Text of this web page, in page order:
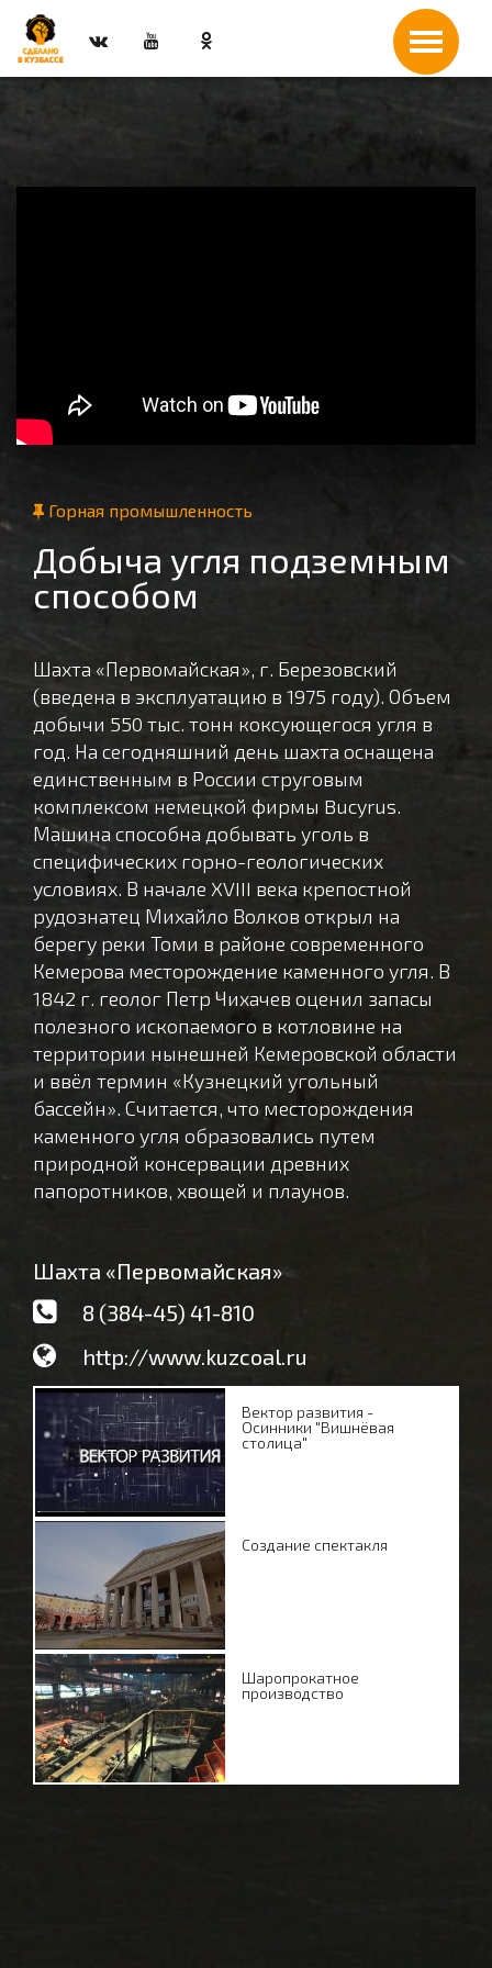
Горная промышленность
Добыча угля подземным
способом
Шахта «Первомайская», г. Березовский
(введена в эксплуатацию в 1975 году). Объем
добычи 550 тыс. тонн коксующегося угля в
год. На сегодняшний день шахта оснащена
единственным в России струговым
комплексом немецкой фирмы Bucyrus.
Машина способна добывать уголь в
специфических горно-геологических
условиях. В начале XVIII века крепостной
рудознатец Михайло Волков открыл на
берегу реки Томи в районе современного
Кемерова месторождение каменного угля. В
1842 г. геолог Петр Чихачев оценил запасы
полезного ископаемого в котловине на
территории нынешней Кемеровской области
и ввёл термин «Кузнецкий угольный
бассейн». Считается, что месторождения
каменного угля образовались путем
природной консервации древних
папоротников, хвощей и плаунов.
Шахта «Первомайская»
8 (384-45) 41-810
http://www.kuzcoal.ru
Вектор развития -
Осинники "Вишнёвая
столица"
Создание спектакля
Шаропрокатное
производство